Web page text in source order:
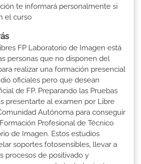
te informará personalmente si
el curso
FP Laboratorio de Imagen está
personas que no disponen del
realizar una formación presencial
oficiales pero que desean
de FP. Preparando las Pruebas
presentarte al examen por Libre
Autónoma para conseguir
Profesional de Técnico
de Imagen. Estos estudios
soportes fotosensibles, llevar a
procesos de positivado y